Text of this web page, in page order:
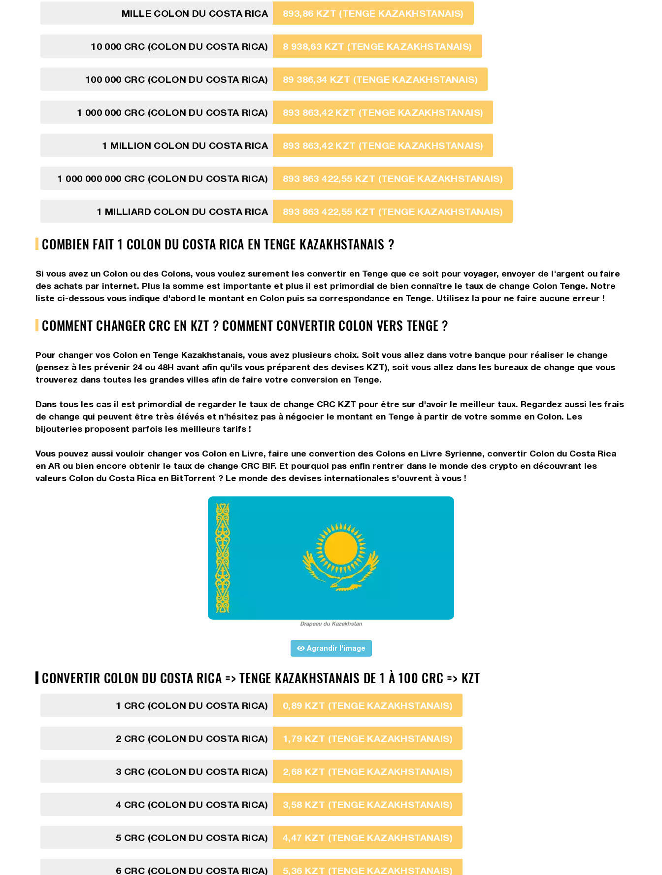
MILLE COLON DU COSTA RICA 893,86 KZT (TENGE KAZAKHSTANAIS)
10 000 CRC (COLON DU COSTA RICA) 8 938,63 KZT (TENGE KAZAKHSTANAIS)
100 000 CRC (COLON DU COSTA RICA) 89 386,34 KZT (TENGE KAZAKHSTANAIS)
1 000 000 CRC (COLON DU COSTA RICA) 893 863,42 KZT (TENGE KAZAKHSTANAIS)
1 MILLION COLON DU COSTA RICA 893 863,42 KZT (TENGE KAZAKHSTANAIS)
1 000 000 000 CRC (COLON DU COSTA RICA) 893 863 422,55 KZT (TENGE KAZAKHSTANAIS)
1 MILLIARD COLON DU COSTA RICA 893 863 422,55 KZT (TENGE KAZAKHSTANAIS)
COMBIEN FAIT 1 COLON DU COSTA RICA EN TENGE KAZAKHSTANAIS ?
Si vous avez un Colon ou des Colons, vous voulez surement les convertir en Tenge que ce soit pour voyager, envoyer de l'argent ou faire
des achats par internet. Plus la somme est importante et plus il est primordial de bien connaître le taux de change Colon Tenge. Notre
liste ci-dessous vous indique d'abord le montant en Colon puis sa correspondance en Tenge. Utilisez la pour ne faire aucune erreur !
COMMENT CHANGER CRC EN KZT ? COMMENT CONVERTIR COLON VERS TENGE ?
Pour changer vos Colon en Tenge Kazakhstanais, vous avez plusieurs choix. Soit vous allez dans votre banque pour réaliser le change
(pensez à les prévenir 24 ou 48H avant afin qu'ils vous préparent des devises KZT), soit vous allez dans les bureaux de change que vous
trouverez dans toutes les grandes villes afin de faire votre conversion en Tenge.
Dans tous les cas il est primordial de regarder le taux de change CRC KZT pour être sur d'avoir le meilleur taux. Regardez aussi les frais
de change qui peuvent être très élévés et n'hésitez pas à négocier le montant en Tenge à partir de votre somme en Colon. Les
bijouteries proposent parfois les meilleurs tarifs !
Vous pouvez aussi vouloir changer vos Colon en Livre, faire une convertion des Colons en Livre Syrienne, convertir Colon du Costa Rica
en AR ou bien encore obtenir le taux de change CRC BIF. Et pourquoi pas enfin rentrer dans le monde des crypto en découvrant les
valeurs Colon du Costa Rica en BitTorrent ? Le monde des devises internationales s'ouvrent à vous !
Drapeau du Kazakhstan
Agrandir l'image
CONVERTIR COLON DU COSTA RICA => TENGE KAZAKHSTANAIS DE 1 À 100 CRC => KZT
1 CRC (COLON DU COSTA RICA) 0,89 KZT (TENGE KAZAKHSTANAIS)
2 CRC (COLON DU COSTA RICA) 1,79 KZT (TENGE KAZAKHSTANAIS)
3 CRC (COLON DU COSTA RICA) 2,68 KZT (TENGE KAZAKHSTANAIS)
4 CRC (COLON DU COSTA RICA) 3,58 KZT (TENGE KAZAKHSTANAIS)
5 CRC (COLON DU COSTA RICA) 4,47 KZT (TENGE KAZAKHSTANAIS)
6 CRC (COLON DU COSTA RICA) 5,36 KZT (TENGE KAZAKHSTANAIS)